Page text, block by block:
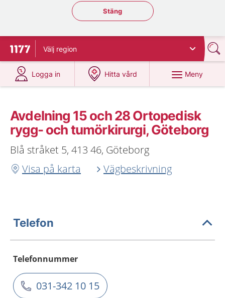
Stäng regionsväljaren
Stäng
Till startsidan för 1177
Välj region
Logga in
på 1177.se
Hitta vård
på 1177.se
Meny
Avdelning 15 och 28 Ortopedisk
rygg- och tumörkirurgi, Göteborg
Blå stråket 5, 413 46, Göteborg
Visa på karta
Vägbeskrivning
Telefon
Telefonnummer
031-342 10 15